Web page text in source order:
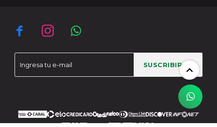
  
SUSCRIBIRME